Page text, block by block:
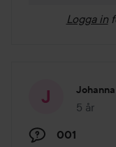
Logga in
Johanna
5 år
Inlägget
001